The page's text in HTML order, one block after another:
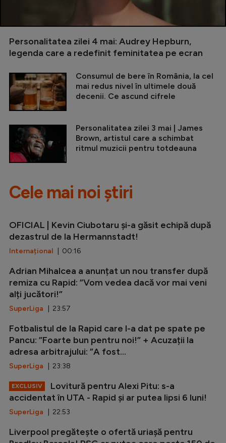
Personalitatea zilei 4 mai: Audrey Hepburn,
legenda care a redefinit feminitatea pe ecran
Consumul de bere în România, la cel
mai redus nivel în ultimele două
decenii. Ce ascund cifrele
Personalitatea zilei 3 mai | James
Brown, artistul care a schimbat
ritmul muzicii pentru totdeauna
Cele mai noi știri
OFICIAL | Kevin Ciubotaru și-a găsit echipă după
dezastrul de la Hermannstadt!
Internațional | 00:16
Adrian Mihalcea a anunțat un nou transfer după
remiza cu Rapid: ”Vom vedea dacă vor mai veni
alți jucători!”
SuperLiga | 23:57
Fotbalistul de la Rapid care l-a dat pe spate pe
Pancu: ”Foarte bun pentru noi!” + Acuzații la
adresa arbitrajului: ”A fost...
SuperLiga | 23:38
EXCLUSIV
Lovitură pentru Alexi Pitu: s-a
accidentat în UTA - Rapid și ar putea lipsi 6 luni!
SuperLiga | 22:53
Liverpool pregătește o ofertă uriașă pentru